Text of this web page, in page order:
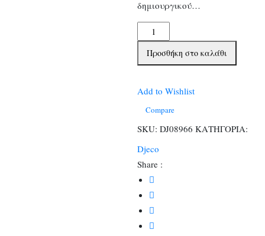
δημιουργικού…
Djeco
Ζωγραφίζω
Μοτίβα
σε
Προσθήκη στο καλάθι
Add to Wishlist
Compare
SKU: DJ08966 ΚΑΤΗΓΟΡΙΑ:
Djeco
Share :